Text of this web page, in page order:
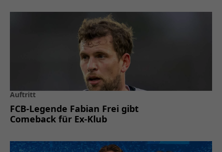
Auftritt
FCB-Legende Fabian Frei gibt
Comeback für Ex-Klub